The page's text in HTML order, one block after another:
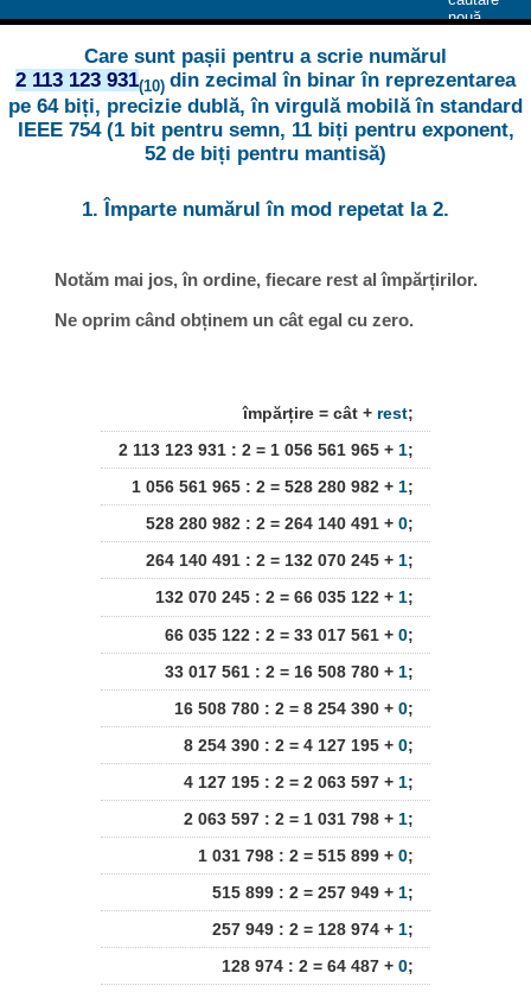
Care sunt pașii pentru a scrie numărul
2 113 123 931(10) din zecimal în binar în reprezentarea
pe 64 biți, precizie dublă, în virgulă mobilă în standard
IEEE 754 (1 bit pentru semn, 11 biți pentru exponent,
52 de biți pentru mantisă)
1. Împarte numărul în mod repetat la 2.
Notăm mai jos, în ordine, fiecare rest al împărțirilor.
Ne oprim când obținem un cât egal cu zero.
împărțire = cât + rest;
2 113 123 931 : 2 = 1 056 561 965 + 1;
1 056 561 965 : 2 = 528 280 982 + 1;
528 280 982 : 2 = 264 140 491 + 0;
264 140 491 : 2 = 132 070 245 + 1;
132 070 245 : 2 = 66 035 122 + 1;
66 035 122 : 2 = 33 017 561 + 0;
33 017 561 : 2 = 16 508 780 + 1;
16 508 780 : 2 = 8 254 390 + 0;
8 254 390 : 2 = 4 127 195 + 0;
4 127 195 : 2 = 2 063 597 + 1;
2 063 597 : 2 = 1 031 798 + 1;
1 031 798 : 2 = 515 899 + 0;
515 899 : 2 = 257 949 + 1;
257 949 : 2 = 128 974 + 1;
128 974 : 2 = 64 487 + 0;